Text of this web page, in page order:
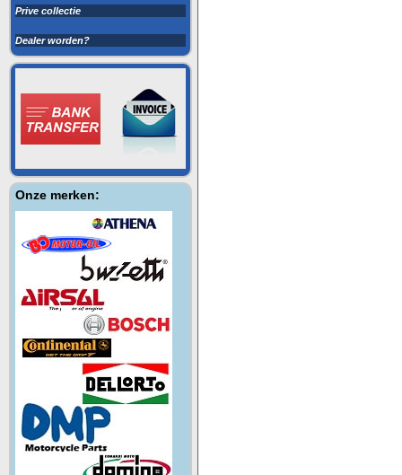
Prive collectie
Dealer worden?
Onze merken: